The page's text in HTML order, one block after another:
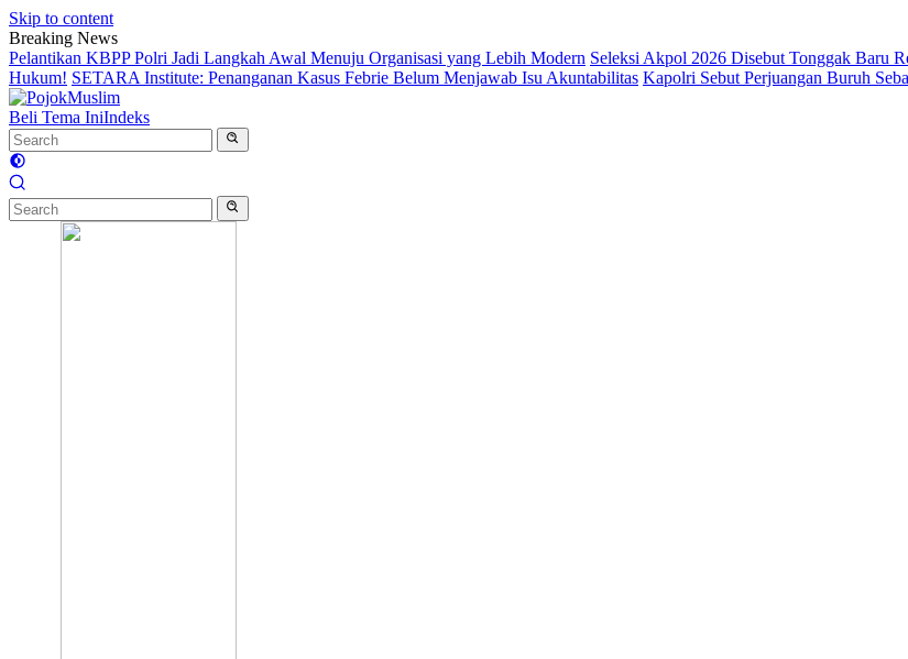
Skip to content
Breaking News
Pelantikan KBPP Polri Jadi Langkah Awal Menuju Organisasi yang Lebih Modern Seleksi Akpol 2026 Disebut Tonggak Baru
Hukum! SETARA Institute: Penanganan Kasus Febrie Belum Menjawab Isu Akuntabilitas Kapolri Sebut Perjuangan Buruh
Beli Tema IniIndeks